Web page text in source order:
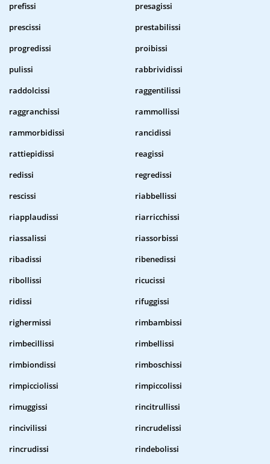
prefissi
presagissi
prescissi
prestabilissi
progredissi
proibissi
pulissi
rabbrividissi
raddolcissi
raggentilissi
raggranchissi
rammollissi
rammorbidissi
rancidissi
rattiepidissi
reagissi
redissi
regredissi
rescissi
riabbellissi
riapplaudissi
riarricchissi
riassalissi
riassorbissi
ribadissi
ribenedissi
ribollissi
ricucissi
ridissi
rifuggissi
righermissi
rimbambissi
rimbecillissi
rimbellissi
rimbiondissi
rimboschissi
rimpicciolissi
rimpiccolissi
rimuggissi
rincitrullissi
rincivilissi
rincrudelissi
rincrudissi
rindebolissi